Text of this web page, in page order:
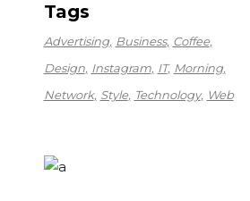
Tags
Advertising Business Coffee
Design Instagram IT Morning
Network Style Technology Web